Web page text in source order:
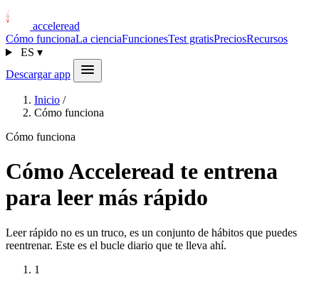
acceleread
Cómo funcionaLa cienciaFuncionesTest gratisPreciosRecursos
ES ▾
Descargar app
Inicio /
Cómo funciona
Cómo funciona
Cómo Acceleread te entrena
para leer más rápido
Leer rápido no es un truco, es un conjunto de hábitos que puedes
reentrenar. Este es el bucle diario que te lleva ahí.
1